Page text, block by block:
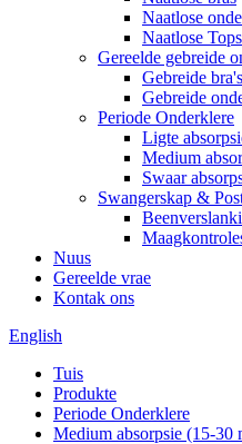
Naatlose
Naatlose Tops
Gereelde gebreide
Gebreide bra's
Gebreide
Periode Onderklere
Ligte
Medium
Swaar
Swangerskap &
Nuus
Gereelde vrae
Kontak ons
English
Tuis
Produkte
Periode Onderklere
Medium absorpsie (15-30